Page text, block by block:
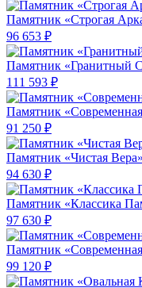
Памятник «Строгая
96 653 ₽
Памятник «Гранитный
111 593 ₽
Памятник
91 250 ₽
Памятник «Чистая Вера»
94 630 ₽
Памятник «Классика
97 630 ₽
Памятник
99 120 ₽